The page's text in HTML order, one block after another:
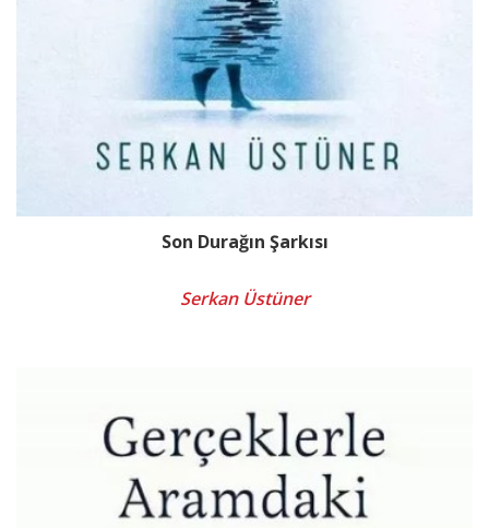
Son Durağın Şarkısı
Serkan Üstüner